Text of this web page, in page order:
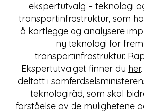
ekspertutvalg – teknologi
transportinfrastruktur, som
å kartlegge og analysere
ny teknologi for
transportinfrastruktur.
Ekspertutvalget finner du her
deltatt i
teknologiråd, som skal
forståelse av de mulighetene